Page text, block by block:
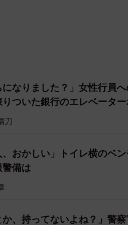
が多い」と付け加えた。
ラクター名を名乗る〝黒
り、そこで金を払えばスマ
ていると一部で報じられた
川氏は「実際にフィピンに
ている外国人もいる。お金
使える。それは私が現職
があって、『数百万円送っ
そのお金を払えば出られ
になりました？」女性行員
ついた銀行のエレベーター
刀
、おかしい」トイレ横の
警備は
か、持ってないよね？」警